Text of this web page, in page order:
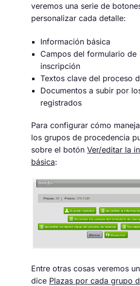
veremos una serie de
personalizar cada detalle:
Información básica
Campos del formulario de
inscripción
Textos clave del proceso
Documentos a subir por
registrados
Para configurar cómo
los grupos de procedencia
sobre el botón Ver/editar la
básica:
Entre otras cosas veremos
dice Plazas por cada grupo